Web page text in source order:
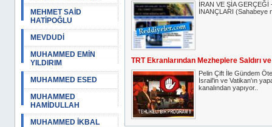
MEHMET SAİD
HATİPOĞLU
MEVDUDİ
MUHAMMED EMİN
YILDIRIM
MUHAMMED ESED
MUHAMMED
HAMİDULLAH
MUHAMMED İKBAL
İRAN VE ŞİA GERÇEĞİ
İNANÇLARI (Sahabeye
TRT Ekranlarından Mezheplere Saldırı
Pelin Çift İle Gündem
İsrail'in ve Vatikan'ın
kanalından yapıyor..